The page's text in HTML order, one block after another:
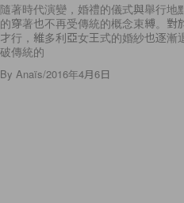
隨著時代演變，婚禮的儀式與舉行
的穿著也不再受傳統的概念束縛。
才行，維多利亞女王式的婚紗也逐
破傳統的
By Anaïs/2016年4月6日